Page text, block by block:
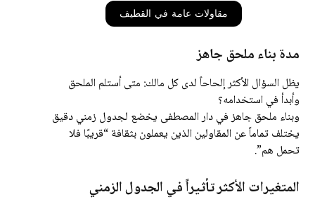
مقاولات عامة في القطيف
مدة بناء ملحق جاهز
يظل السؤال الأكثر إلحاحاً لدى كل مالك: متى أستلم الملحق
وأبدأ في استخدامه؟
وبناء ملحق جاهز في دار المصطفى يخضع لجدول زمني دقيق
يختلف تماماً عن المقاولين الذين يعملون بثقافة “قريبًا فلا
تحمل هم”.
المتغيرات الأكثر تأثيراً في الجدول الزمني